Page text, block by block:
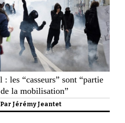
les “casseurs” sont “partie
la mobilisation”
Jérémy Jeantet